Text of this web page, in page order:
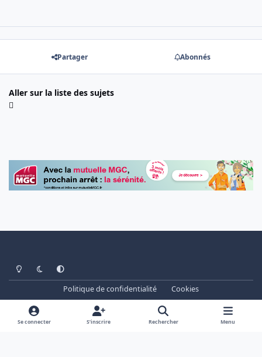
Partager Abonnés
Aller sur la liste des sujets
Light ModeDark ModeSystem Preference
Politique de confidentialité
Cookies
www.cheminots.net - Forum Libre depuis 2003
Powered by
Invision Community
Se connecter S’inscrire Rechercher Menu